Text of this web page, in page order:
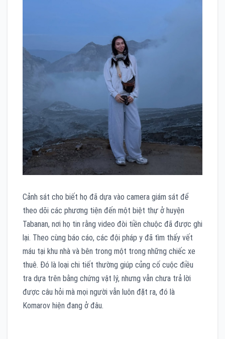
Cảnh sát cho biết họ đã dựa vào camera giám sát để
theo dõi các phương tiện đến một biệt thự ở huyện
Tabanan, nơi họ tin rằng video đòi tiền chuộc đã được ghi
lại. Theo cùng báo cáo, các đội pháp y đã tìm thấy vết
máu tại khu nhà và bên trong một trong những chiếc xe
thuê. Đó là loại chi tiết thường giúp củng cố cuộc điều
tra dựa trên bằng chứng vật lý, nhưng vẫn chưa trả lời
được câu hỏi mà mọi người vẫn luôn đặt ra, đó là
Komarov hiện đang ở đâu.